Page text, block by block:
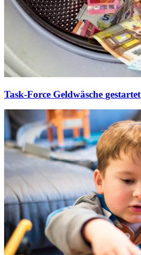
Task-Force Geldwäsche gestartet